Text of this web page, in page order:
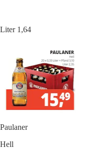
Liter 1,64
Paulaner
Hell